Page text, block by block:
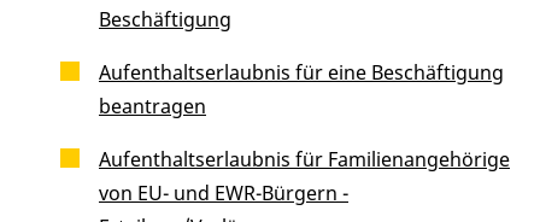
Beschäftigung
Aufenthaltserlaubnis für eine Beschäftigung
beantragen
Aufenthaltserlaubnis für Familienangehörige
von EU- und EWR-Bürgern -